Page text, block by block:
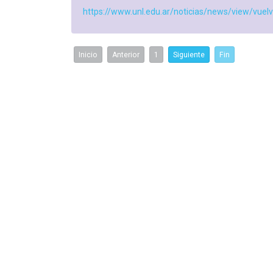
https://www.unl.edu.ar/noticias/news/view/
Inicio Anterior 1 Siguiente Fin